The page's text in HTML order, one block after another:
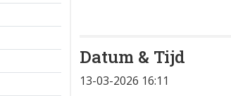
Datum & Tijd
13-03-2026 16:11